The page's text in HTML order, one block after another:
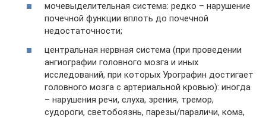
мочевыделительная система: редко – нарушение
почечной функции вплоть до почечной
недостаточности;
центральная нервная система (при проведении
ангиографии головного мозга и иных
исследований, при которых Урографин достигает
головного мозга с артериальной кровью): иногда
– нарушения речи, слуха, зрения, тремор,
судороги, светобоязнь, парезы/параличи, кома,